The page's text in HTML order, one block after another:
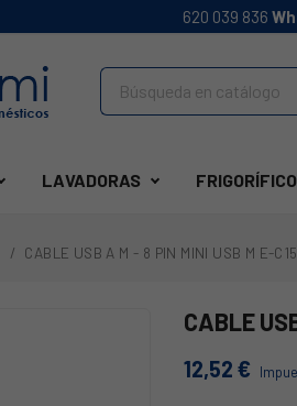
620 039 836
LAVADORAS
CABLE USB A M - 8 PIN MINI USB M E-
CABLE
12,52 €